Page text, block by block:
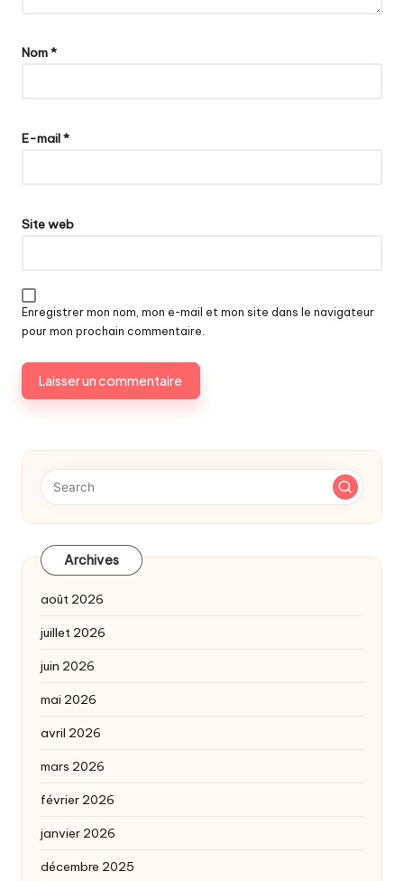
Nom*
E-mail*
Site web
Enregistrer mon nom, mon e-mail et mon site dans le navigateur
pour mon prochain commentaire.
Archives
août 2026
juillet 2026
juin 2026
mai 2026
avril 2026
mars 2026
février 2026
janvier 2026
décembre 2025